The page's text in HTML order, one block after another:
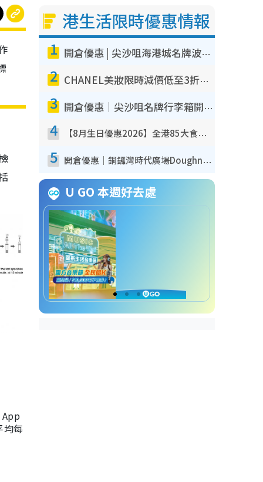
均每
港生活限時優惠情報
1 開倉優惠 | 尖沙咀海港城名牌波鞋開倉低至1折！On鞋$899起／Joy&Peace鞋履$98起
2 CHANEL美妝限時減價低至3折！人氣粉底/唇膏/精華液低至$275！COCO香水都有平
3 開倉優惠｜尖沙咀名牌行李箱開倉低至4折！一連5日 American Tourister/ace./Hallmark $200起！
4 【8月生日優惠2026】全港85大食買玩著數攻略 自助餐/火鍋放題同行免費＋誠品/DONKI送現金券
5 開倉優惠｜銅鑼灣時代廣場Doughnut/Campo Marzio開倉低至1折！背囊、書包、手袋劈價$200起
U GO 本週好去處